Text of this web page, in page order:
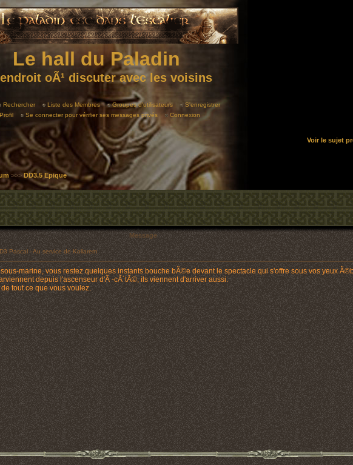
Le hall du Paladin
oÃ¹ discuter avec les voisins
Rechercher Liste des Membres Groupes d'utilisateurs
S'enregistrer
Profil
Se connecter pour vérifier ses messages privés Connexion
Voir le sujet
>>>DD3.5 Epique
Message
Pascal - Au service de Koliarem
marine, vous restez quelques instants bouche bÃ©e devant le spectacle qui s'offre sous vos yeux
depuis l'ascenseur d'Ã -cÃ´tÃ©, ils viennent d'arriver aussi.
tout ce que vous voulez.